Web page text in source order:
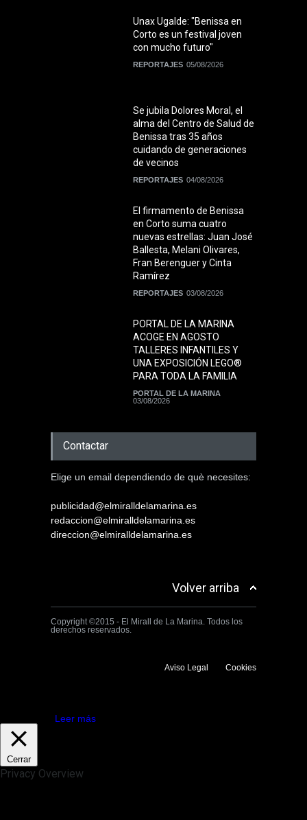
Unax Ugalde: "Benissa en
Corto es un festival joven
con mucho futuro"
REPORTAJES 05/08/2026
Se jubila Dolores Moral, el
alma del Centro de Salud de
Benissa tras 35 años
cuidando de generaciones
de vecinos
REPORTAJES 04/08/2026
El firmamento de Benissa
en Corto suma cuatro
nuevas estrellas: Juan José
Ballesta, Melani Olivares,
Fran Berenguer y Cinta
Ramírez
REPORTAJES 03/08/2026
PORTAL DE LA MARINA
ACOGE EN AGOSTO
TALLERES INFANTILES Y
UNA EXPOSICIÓN LEGO®
PARA TODA LA FAMILIA
PORTAL DE LA MARINA
03/08/2026
Contactar
Elige un email dependiendo de què necesites:
publicidad@elmiralldelamarina.es
redaccion@elmiralldelamarina.es
direccion@elmiralldelamarina.es
Volver arriba
Copyright ©2015 - El Mirall de La Marina. Todos los
derechos reservados.
Aviso Legal Cookies
Leer más
Cerrar
Privacy Overview